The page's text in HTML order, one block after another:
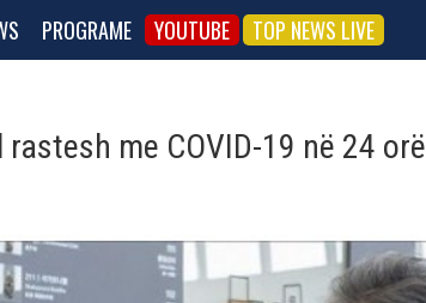
PROGRAME YOUTUBE TOP NEWS LIVE
me COVID-19 në 24 orë